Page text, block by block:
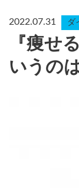
2022.07.31 ダ
『痩せ
いうの